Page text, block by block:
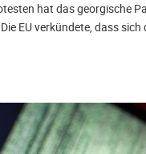
hat das georgische
EU verkündete, dass